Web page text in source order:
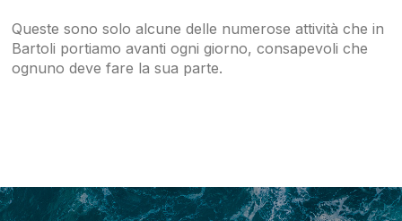
Queste sono solo alcune delle numerose attività che in
Bartoli portiamo avanti ogni giorno, consapevoli che
ognuno deve fare la sua parte.